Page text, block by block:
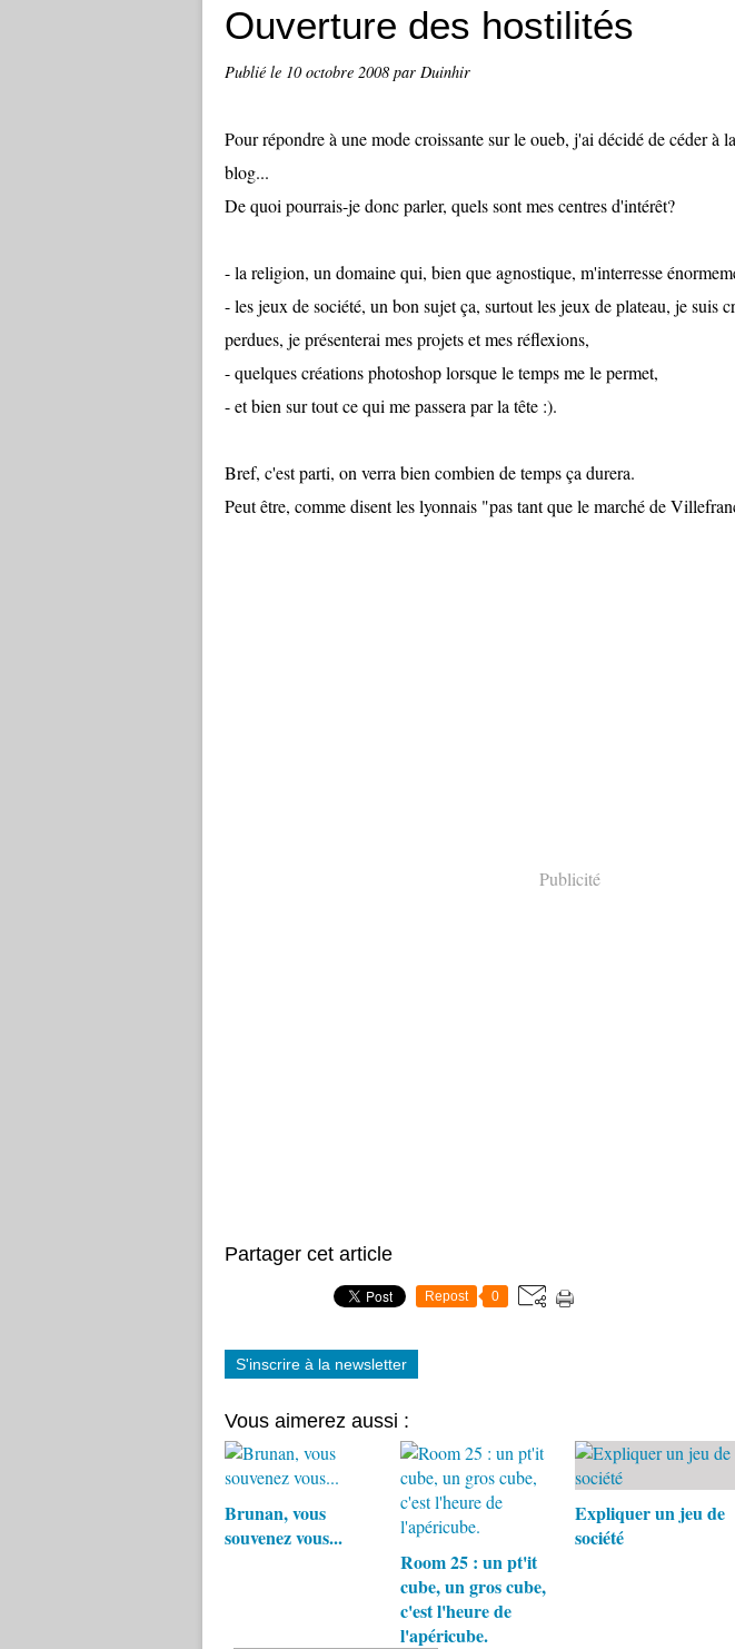
Ouverture des hostilités
Publié le 10 octobre 2008 par Duinhir
Pour répondre à une mode croissante sur le oueb, j'ai décidé de céder à
blog...
De quoi pourrais-je donc parler, quels sont mes centres d'intérêt?
- la religion, un domaine qui, bien que agnostique, m'interresse
- les jeux de société, un bon sujet ça, surtout les jeux de plateau, je suis
perdues, je présenterai mes projets et mes réflexions,
- quelques créations photoshop lorsque le temps me le permet,
- et bien sur tout ce qui me passera par la tête :).
Bref, c'est parti, on verra bien combien de temps ça durera.
Peut être, comme disent les lyonnais "pas tant que le marché de
Publicité
Partager cet article
Repost 0
S'inscrire à la newsletter
Vous aimerez aussi :
Brunan, vous
souvenez vous...
Room 25 : un pt'it
cube, un gros cube,
c'est l'heure de
l'apéricube.
Expliquer un jeu de
société